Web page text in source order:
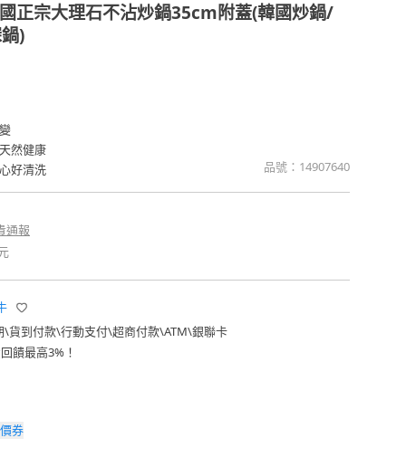
正宗大理石不沾炒鍋35cm附蓋(韓國炒鍋/
)
然健康
好清洗
品號： 14907640
通報
\貨到付款\行動支付\超商付款\ATM\銀聯卡
饋最高3%！
券